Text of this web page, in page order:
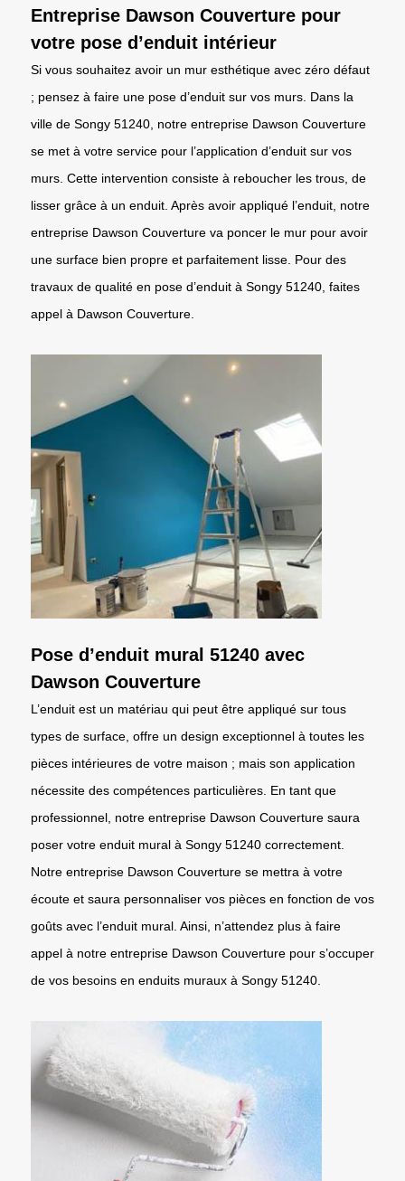
Entreprise Dawson Couverture pour
votre pose d’enduit intérieur
Si vous souhaitez avoir un mur esthétique avec zéro défaut
; pensez à faire une pose d’enduit sur vos murs. Dans la
ville de Songy 51240, notre entreprise Dawson Couverture
se met à votre service pour l’application d’enduit sur vos
murs. Cette intervention consiste à reboucher les trous, de
lisser grâce à un enduit. Après avoir appliqué l’enduit, notre
entreprise Dawson Couverture va poncer le mur pour avoir
une surface bien propre et parfaitement lisse. Pour des
travaux de qualité en pose d’enduit à Songy 51240, faites
appel à Dawson Couverture.
Pose d’enduit mural 51240 avec
Dawson Couverture
L’enduit est un matériau qui peut être appliqué sur tous
types de surface, offre un design exceptionnel à toutes les
pièces intérieures de votre maison ; mais son application
nécessite des compétences particulières. En tant que
professionnel, notre entreprise Dawson Couverture saura
poser votre enduit mural à Songy 51240 correctement.
Notre entreprise Dawson Couverture se mettra à votre
écoute et saura personnaliser vos pièces en fonction de vos
goûts avec l’enduit mural. Ainsi, n’attendez plus à faire
appel à notre entreprise Dawson Couverture pour s’occuper
de vos besoins en enduits muraux à Songy 51240.